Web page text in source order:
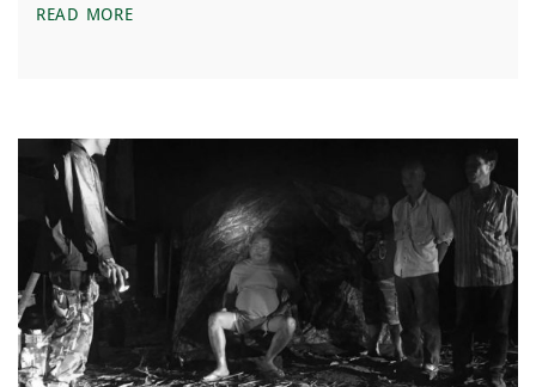
READ MOREศาลฎีกา พิพากษาลงโทษจำคุก “เปรมชัย กับพวก” คดี